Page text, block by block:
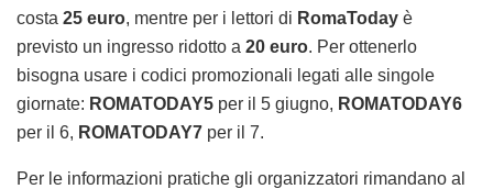
costa 25 euro, mentre per i lettori di RomaToday è
previsto un ingresso ridotto a 20 euro. Per ottenerlo
bisogna usare i codici promozionali legati alle singole
giornate: ROMATODAY5 per il 5 giugno, ROMATODAY6
per il 6, ROMATODAY7 per il 7.
Per le informazioni pratiche gli organizzatori rimandano al